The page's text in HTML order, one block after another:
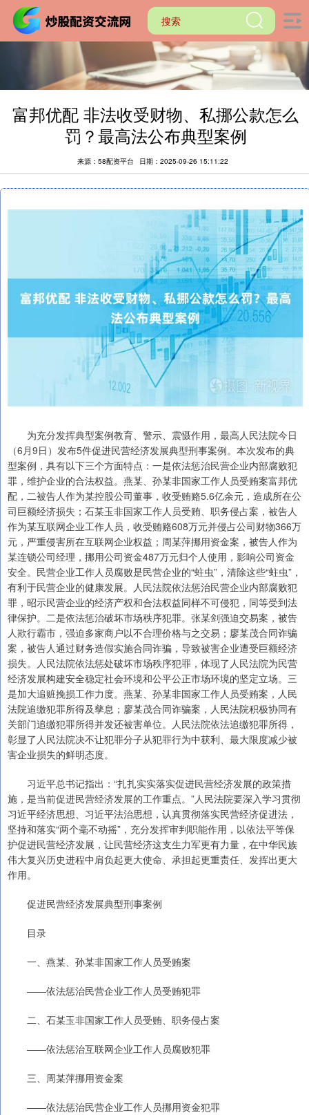
富邦优配 非法收受财物、私挪公款怎么
罚？最高法公布典型案例
来源：58配资平台 日期：2025-09-26 15:11:22
为充分发挥典型案例教育、警示、震慑作用，最高人民法院今日
（6月9日）发布5件促进民营经济发展典型刑事案例。本次发布的典
型案例，具有以下三个方面特点：一是依法惩治民营企业内部腐败犯
罪，维护企业的合法权益。燕某、孙某非国家工作人员受贿案富邦优
配，二被告人作为某控股公司董事，收受贿赂5.6亿余元，造成所在公
司巨额经济损失；石某玉非国家工作人员受贿、职务侵占案，被告人
作为某互联网企业工作人员，收受贿赂608万元并侵占公司财物366万
元，严重侵害所在互联网企业权益；周某萍挪用资金案，被告人作为
某连锁公司经理，挪用公司资金487万元归个人使用，影响公司资金
安全。民营企业工作人员腐败是民营企业的“蛀虫”，清除这些“蛀虫”，
有利于民营企业的健康发展。人民法院依法惩治民营企业内部腐败犯
罪，昭示民营企业的经济产权和合法权益同样不可侵犯，同等受到法
律保护。二是依法惩治破坏市场秩序犯罪。张某剑强迫交易案，被告
人欺行霸市，强迫多家商户以不合理价格与之交易；廖某茂合同诈骗
案，被告人通过财务造假实施合同诈骗，导致被害企业遭受巨额经济
损失。人民法院依法惩处破坏市场秩序犯罪，体现了人民法院为民营
经济发展构建安全稳定社会环境和公平公正市场环境的坚定立场。三
是加大追赃挽损工作力度。燕某、孙某非国家工作人员受贿案，人民
法院追缴犯罪所得及孳息；廖某茂合同诈骗案，人民法院积极协同有
关部门追缴犯罪所得并发还被害单位。人民法院依法追缴犯罪所得，
彰显了人民法院决不让犯罪分子从犯罪行为中获利、最大限度减少被
害企业损失的鲜明态度。
习近平总书记指出：“扎扎实实落实促进民营经济发展的政策措
施，是当前促进民营经济发展的工作重点。”人民法院要深入学习贯彻
习近平经济思想、习近平法治思想，认真贯彻落实民营经济促进法，
坚持和落实“两个毫不动摇”，充分发挥审判职能作用，以依法平等保
护促进民营经济发展，让民营经济这支生力军更有力量，在中华民族
伟大复兴历史进程中肩负起更大使命、承担起更重责任、发挥出更大
作用。
促进民营经济发展典型刑事案例
目录
一、燕某、孙某非国家工作人员受贿案
——依法惩治民营企业工作人员受贿犯罪
二、石某玉非国家工作人员受贿、职务侵占案
——依法惩治互联网企业工作人员腐败犯罪
三、周某萍挪用资金案
——依法惩治民营企业工作人员挪用资金犯罪